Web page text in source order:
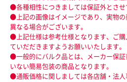
●各種相性につきましては保証外とさせ
●上記の画像はイメージであり、実物の
異なる場合がございます。
●上記仕様は参考仕様となります、ご
ていだだきますようお願いいたします。
●一般的にバルク品とは、メーカー保
いない簡易包装の商品となります。
●通販価格に関しましては各店舗・法